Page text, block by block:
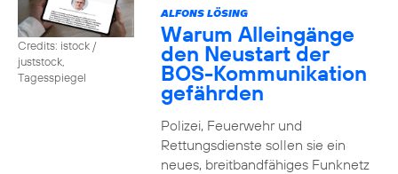
Credits: istock /
juststock,
Tagesspiegel
ALFONS LÖSING
Warum Alleingänge
den Neustart der
BOS-Kommunikation
gefährden
Polizei, Feuerwehr und
Rettungsdienste sollen sie ein
neues, breitbandfähiges Funknetz